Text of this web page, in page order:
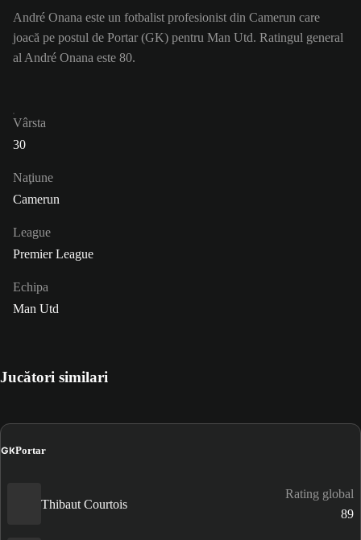
André Onana este un fotbalist profesionist din Camerun care
joacă pe postul de Portar (GK) pentru Man Utd. Ratingul general
al André Onana este 80.
Vârsta
30
Naţiune
Camerun
League
Premier League
Echipa
Man Utd
Jucători similari
GKPortar
Thibaut Courtois
Rating global
89